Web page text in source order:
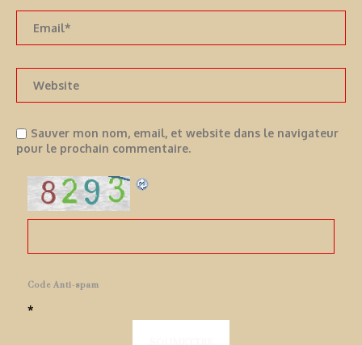
Sauver mon nom, email, et website dans le navigateur
pour le prochain commentaire.
Code Anti-spam
*